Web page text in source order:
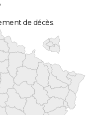
de décès.